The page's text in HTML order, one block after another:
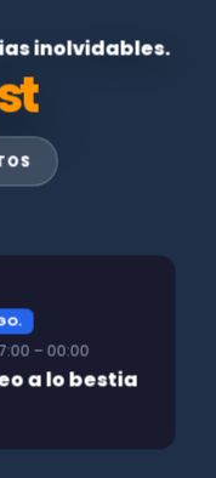
inolvidables.
– 00:00
a lo bestia